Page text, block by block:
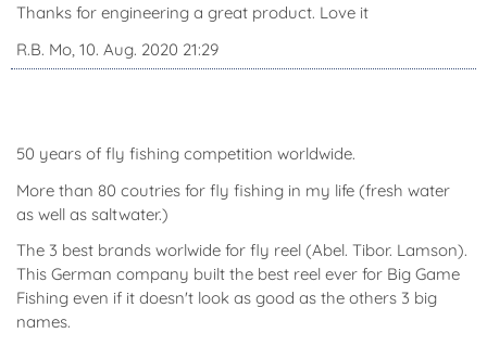
Thanks for engineering a great product. Love it
R.B. Mo, 10. Aug. 2020 21:29
50 years of fly fishing competition worldwide.
More than 80 coutries for fly fishing in my life (fresh water
as well as saltwater.)
The 3 best brands worlwide for fly reel (Abel. Tibor. Lamson).
This German company built the best reel ever for Big Game
Fishing even if it doesn't look as good as the others 3 big
names.